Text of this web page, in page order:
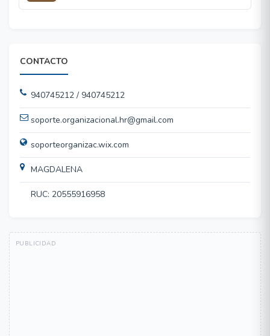
CONTACTO
940745212 / 940745212
soporte.organizacional.hr@gmail.com
soporteorganizac.wix.com
MAGDALENA
RUC: 20555916958